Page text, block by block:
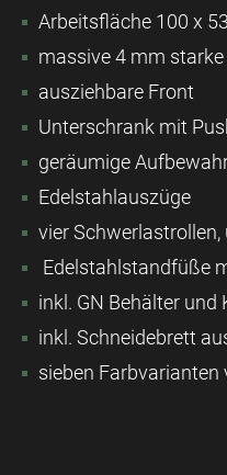
Arbeitsfläche 100 x
massive 4 mm
ausziehbare Front
Unterschrank mit
geräumige
Edelstahlauszüge
vier
Edelstahlstandfüße
inkl. GN Behälter
inkl. Schneidebrett
sieben Farbvarianten